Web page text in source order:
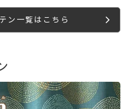
ン一覧はこちら